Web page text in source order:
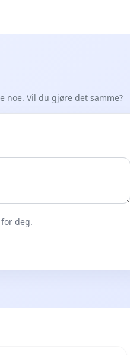
noe. Vil du gjøre det samme?
deg.